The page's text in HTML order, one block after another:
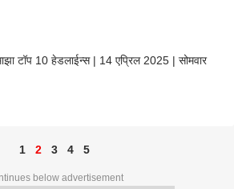
टॉप 10 हेडलाईन्स | 14 एप्रिल 2025 | सोमवार
1 2 3 4 5
below advertisement